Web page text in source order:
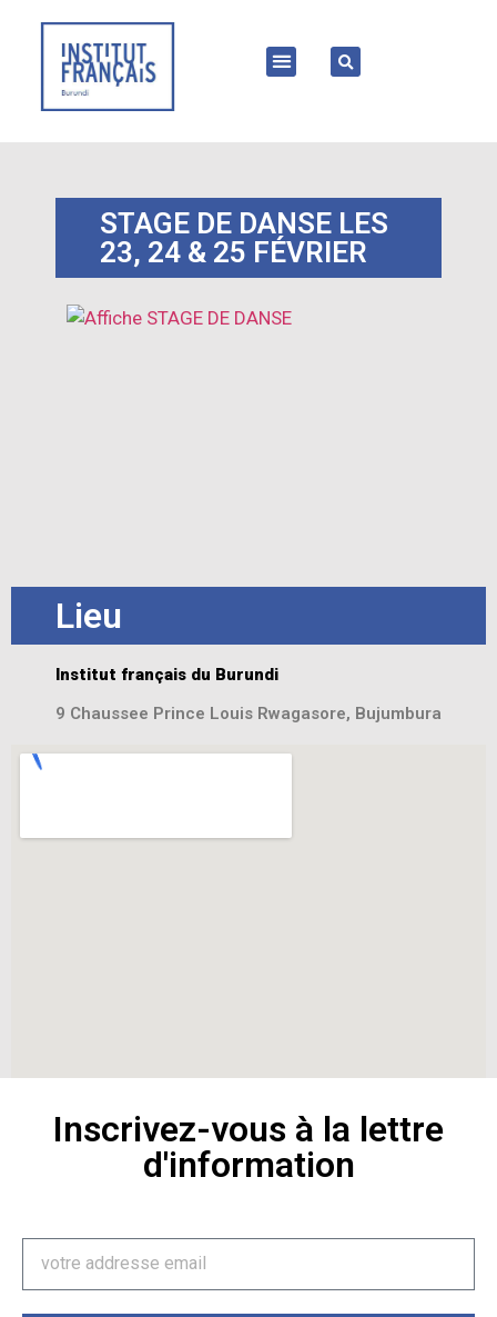
STAGE DE DANSE LES
23, 24 & 25 FÉVRIER
Lieu
Institut français du Burundi
9 Chaussee Prince Louis Rwagasore, Bujumbura
Inscrivez-vous à la lettre
d'information